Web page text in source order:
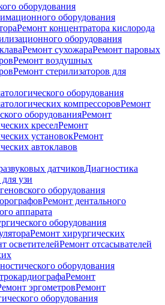
оборудования
оборудования
Ремонт концентратора кислорода
оборудования
Ремонт сухожараРемонт паровых
Ремонт воздушных
Ремонт стерилизаторов для
оборудования
компрессоровРемонт
оборудованияРемонт
креселРемонт
установокРемонт
автоклавов
датчиковДиагностика
узи
оборудования
Ремонт дентального
аппарата
оборудования
Ремонт хирургических
осветителейРемонт отсасывателей
оборудования
Ремонт
эргометровРемонт
оборудования